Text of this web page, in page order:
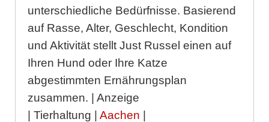
unterschiedliche Bedürfnisse. Basierend
auf Rasse, Alter, Geschlecht, Kondition
und Aktivität stellt Just Russel einen auf
Ihren Hund oder Ihre Katze
abgestimmten Ernährungsplan
zusammen. | Anzeige
| Tierhaltung | Aachen |